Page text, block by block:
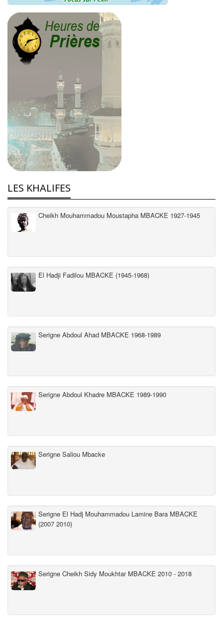
LES KHALIFES
Cheikh Mouhammadou Moustapha MBACKE 1927-1945
El Hadji Fadilou MBACKE (1945-1968)
Serigne Abdoul Ahad MBACKE 1968-1989
Serigne Abdoul Khadre MBACKE 1989-1990
Serigne Saliou Mbacke
Serigne El Hadj Mouhammadou Lamine Bara MBACKE
(2007 2010)
Serigne Cheikh Sidy Moukhtar MBACKE 2010 - 2018